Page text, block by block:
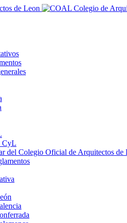
del Colegio Oficial de Arquitectos de